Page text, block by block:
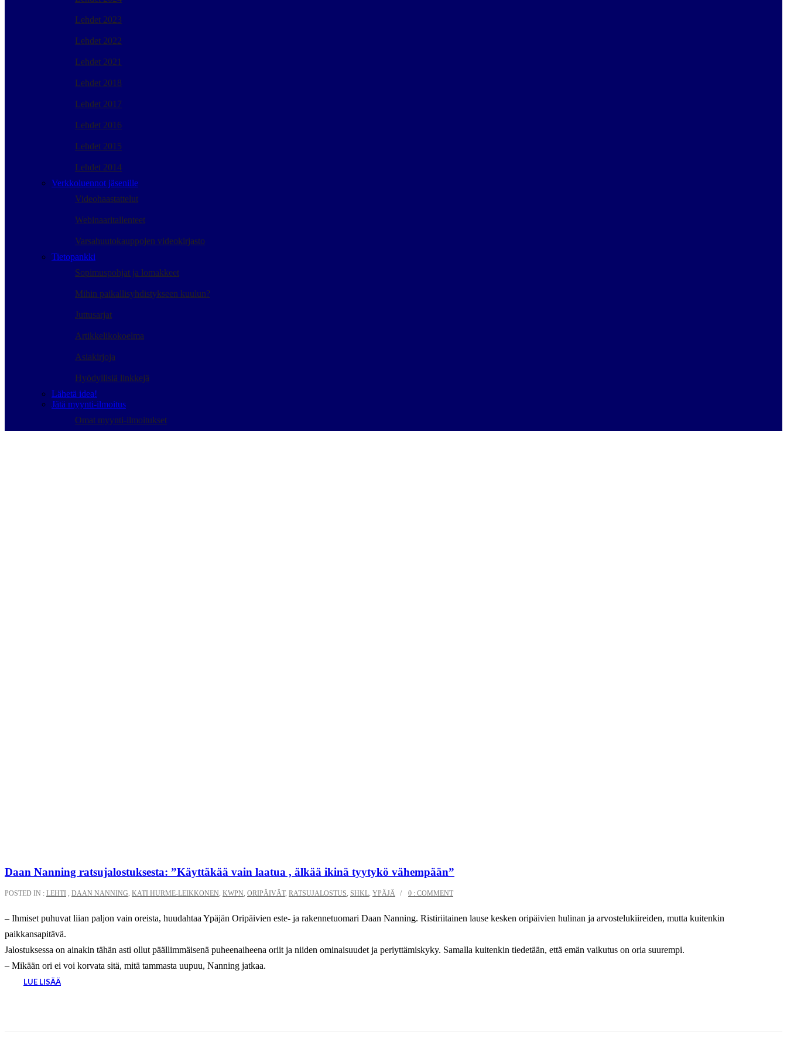
Lehdet 2023
Lehdet 2022
Lehdet 2021
Lehdet 2018
Lehdet 2017
Lehdet 2016
Lehdet 2015
Lehdet 2014
Verkkoluennot jäsenille
Videohaastattelut
Webinaaritallenteet
Varsahuutokauppojen videokirjasto
Tietopankki
Sopimuspohjat ja lomakkeet
Mihin paikallisyhdistykseen kuulun?
Juttusarjat
Artikkelikokoelma
Asiakirjoja
Hyödyllisiä linkkejä
Lähetä idea!
Jätä myynti-ilmoitus
Omat myynti-ilmoitukset
Daan Nanning ratsujalostuksesta: ”Käyttäkää vain laatua , älkää ikinä tyytykö vähempään”
POSTED IN : LEHTI , DAAN NANNING, KATI HURME-LEIKKONEN, KWPN, ORIPÄIVÄT, RATSUJALOSTUS, SHKL, YPÄJÄ 0 : COMMENT
– Ihmiset puhuvat liian paljon vain oreista, huudahtaa Ypäjän Oripäivien este- ja rakennetuomari Daan Nanning. Ristiriitainen lause kesken oripäivien hulinan ja arvostelukiireiden, mutta kuitenkin
paikkansapitävä.
Jalostuksessa on ainakin tähän asti ollut päällimmäisenä puheenaiheena oriit ja niiden ominaisuudet ja periyttämiskyky. Samalla kuitenkin tiedetään, että emän vaikutus on oria suurempi.
– Mikään ori ei voi korvata sitä, mitä tammasta uupuu, Nanning jatkaa.
LUE LISÄÄ